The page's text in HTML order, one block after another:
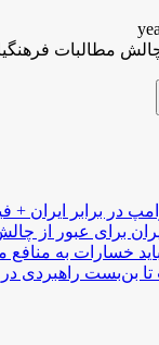
مطالبات
در برابر ایران +
برای عبور از
خسارات به منافع
بن‌بست راهبردی در